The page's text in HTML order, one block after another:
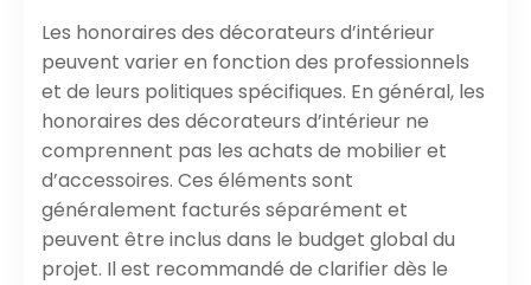
Les honoraires des décorateurs d’intérieur
peuvent varier en fonction des professionnels
et de leurs politiques spécifiques. En général, les
honoraires des décorateurs d’intérieur ne
comprennent pas les achats de mobilier et
d’accessoires. Ces éléments sont
généralement facturés séparément et
peuvent être inclus dans le budget global du
projet. Il est recommandé de clarifier dès le